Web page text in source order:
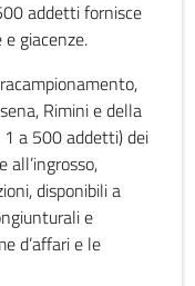
addetti fornisce
giacenze.
Rimini e della
a 500 addetti) dei
all’ingrosso,
disponibili a
e
d’affari e le